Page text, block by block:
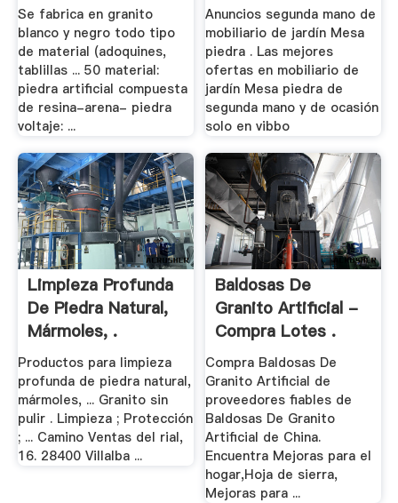
Casa Y .
Se fabrica en granito
blanco y negro todo tipo
de material (adoquines,
tablillas ... 50 material:
piedra artificial compuesta
de resina-arena- piedra
voltaje: ...
Anuncios segunda mano de
mobiliario de jardín Mesa
piedra . Las mejores
ofertas en mobiliario de
jardín Mesa piedra de
segunda mano y de ocasión
solo en vibbo
Limpieza Profunda
De Piedra Natural,
Mármoles, .
Productos para limpieza
profunda de piedra natural,
mármoles, ... Granito sin
pulir . Limpieza ; Protección
; ... Camino Ventas del rial,
16. 28400 Villalba ...
Baldosas De
Granito Artificial -
Compra Lotes .
Compra Baldosas De
Granito Artificial de
proveedores fiables de
Baldosas De Granito
Artificial de China.
Encuentra Mejoras para el
hogar,Hoja de sierra,
Mejoras para ...